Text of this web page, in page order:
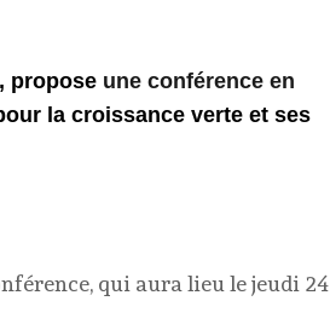
propose une conférence en
la croissance verte et ses
qui aura lieu le jeudi 24